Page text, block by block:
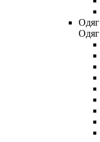
Одяг
Одяг